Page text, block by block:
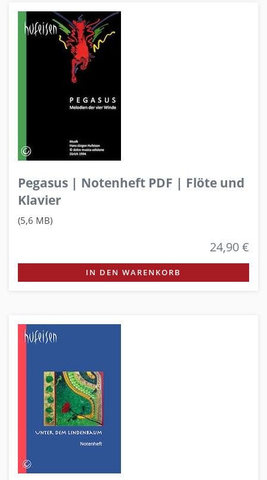
Pegasus | Notenheft PDF | Flöte und
Klavier
(5,6 MB)
24,90 €
IN DEN WARENKORB